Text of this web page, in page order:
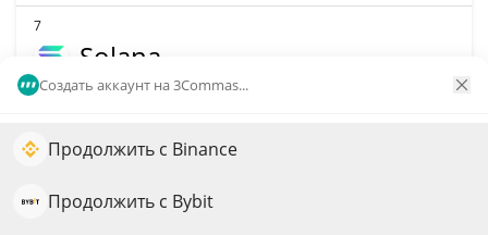
Создать аккаунт на 3Commas...
Продолжить с Binance
Продолжить с Bybit
7
Solana
SOL
$44,41B
Увеличьте рост портфеля с помощью ИИ
QuantPilot — платформа полного цикла, где